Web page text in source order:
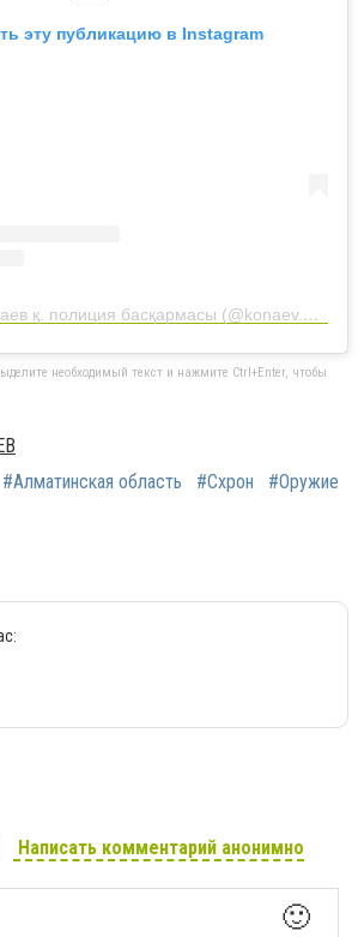
эту публикацию в Instagram
Публикация от Қонаев қ. полиция басқармасы (@konaev.police)
необходимый текст и нажмите Ctrl+Enter, чтобы
#Алматинская область #Схрон #Оружие
Написать комментарий анонимно
🙂